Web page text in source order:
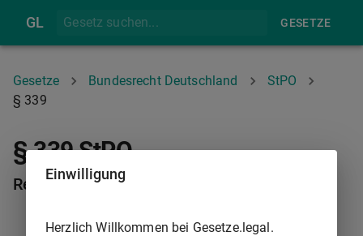
GL GESETZE
Gesetze Bundesrecht Deutschland
StPO
§ 339
§ 339 StPO
Rechtsnormen zugunsten des Angeklagten
Einwilligung
Herzlich Willkommen bei Gesetze.legal.